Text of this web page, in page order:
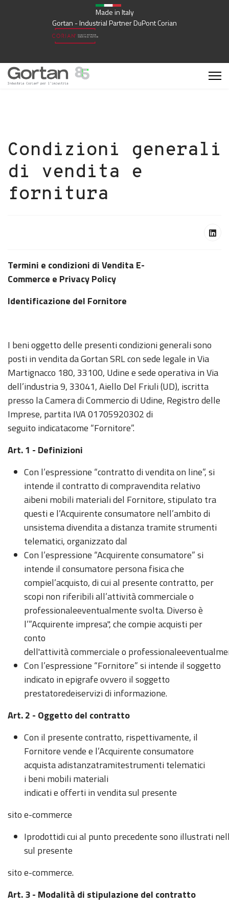
Made in Italy
Gortan - Industrial Partner DuPont Corian
Condizioni generali
di vendita e
fornitura
Termini e condizioni di Vendita E-
Commerce e Privacy Policy
Identificazione del Fornitore
I beni oggetto delle presenti condizioni generali sono
posti in vendita da Gortan SRL con sede legale in Via
Martignacco 180, 33100, Udine e sede operativa in Via
dell’industria 9, 33041, Aiello Del Friuli (UD), iscritta
presso la Camera di Commercio di Udine, Registro delle
Imprese, partita IVA 01705920302 di
seguito indicatacome “Fornitore”.
Art. 1 - Definizioni
Con l’espressione “contratto di vendita on line”, si
intende il contratto di compravendita relativo
aibeni mobili materiali del Fornitore, stipulato tra
questi e l’Acquirente consumatore nell’ambito di
unsistema divendita a distanza tramite strumenti
telematici, organizzato dal
Con l’espressione “Acquirente consumatore” si
intende il consumatore persona fisica che
compiel’acquisto, di cui al presente contratto, per
scopi non riferibili all’attività commerciale o
professionaleeventualmente svolta. Diverso è
l’”Acquirente impresa", che compie acquisti per
conto
dell'attività commerciale o
Con l’espressione “Fornitore” si intende il soggetto
indicato in epigrafe ovvero il soggetto
prestatoredeiservizi di informazione.
Art. 2 - Oggetto del contratto
Con il presente contratto, rispettivamente, il
Fornitore vende e l’Acquirente consumatore
acquista adistanzatramitestrumenti telematici
i beni mobili materiali
indicati e offerti in vendita sul presente
sito e-commerce
Iprodottidi cui al punto precedente sono illustrati
sul presente
sito e-commerce.
Art. 3 - Modalità di stipulazione del contratto